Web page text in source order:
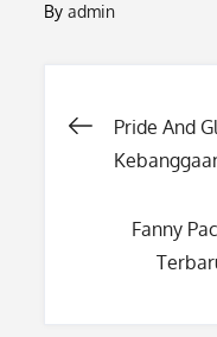
Byadmin
Post
Pride And
Fanny